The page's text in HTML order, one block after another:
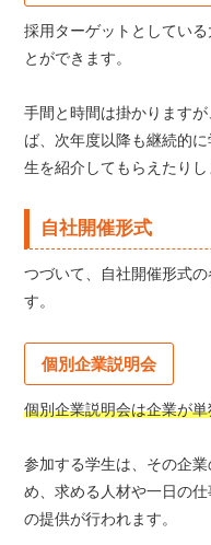
採用ターゲットとしてい
とができます。
手間と時間は掛かります
ば、次年度以降も継続的
生を紹介してもらえたりし
自社開催形式
つづいて、自社開催形式
す。
個別企業説明会
個別企業説明会は企業が
参加する学生は、その企
め、求める人材や一日の
の提供が行われます。